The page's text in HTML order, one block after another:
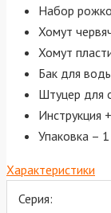
Набор
Хомут
Хомут
Бак для
Штуцер для
Инструкция
Упаковка –
Характеристики
Серия: